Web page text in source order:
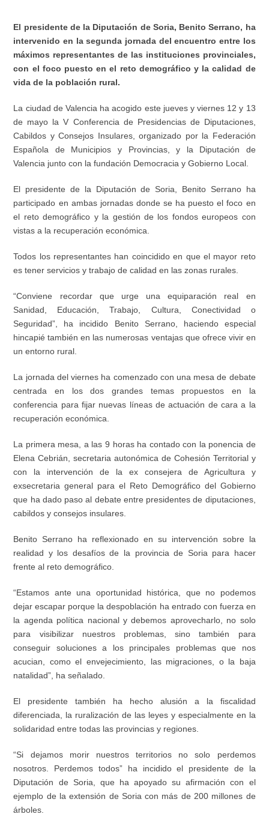
El presidente de la Diputación de Soria, Benito Serrano, ha
intervenido en la segunda jornada del encuentro entre los
máximos representantes de las instituciones provinciales,
con el foco puesto en el reto demográfico y la calidad de
vida de la población rural.
La ciudad de Valencia ha acogido este jueves y viernes 12 y 13
de mayo la V Conferencia de Presidencias de Diputaciones,
Cabildos y Consejos Insulares, organizado por la Federación
Española de Municipios y Provincias, y la Diputación de
Valencia junto con la fundación Democracia y Gobierno Local.
El presidente de la Diputación de Soria, Benito Serrano ha
participado en ambas jornadas donde se ha puesto el foco en
el reto demográfico y la gestión de los fondos europeos con
vistas a la recuperación económica.
Todos los representantes han coincidido en que el mayor reto
es tener servicios y trabajo de calidad en las zonas rurales.
“Conviene recordar que urge una equiparación real en
Sanidad, Educación, Trabajo, Cultura, Conectividad o
Seguridad”, ha incidido Benito Serrano, haciendo especial
hincapié también en las numerosas ventajas que ofrece vivir en
un entorno rural.
La jornada del viernes ha comenzado con una mesa de debate
centrada en los dos grandes temas propuestos en la
conferencia para fijar nuevas líneas de actuación de cara a la
recuperación económica.
La primera mesa, a las 9 horas ha contado con la ponencia de
Elena Cebrián, secretaria autonómica de Cohesión Territorial y
con la intervención de la ex consejera de Agricultura y
exsecretaria general para el Reto Demográfico del Gobierno
que ha dado paso al debate entre presidentes de diputaciones,
cabildos y consejos insulares.
Benito Serrano ha reflexionado en su intervención sobre la
realidad y los desafíos de la provincia de Soria para hacer
frente al reto demográfico.
“Estamos ante una oportunidad histórica, que no podemos
dejar escapar porque la despoblación ha entrado con fuerza en
la agenda política nacional y debemos aprovecharlo, no solo
para visibilizar nuestros problemas, sino también para
conseguir soluciones a los principales problemas que nos
acucian, como el envejecimiento, las migraciones, o la baja
natalidad”, ha señalado.
El presidente también ha hecho alusión a la fiscalidad
diferenciada, la ruralización de las leyes y especialmente en la
solidaridad entre todas las provincias y regiones.
“Si dejamos morir nuestros territorios no solo perdemos
nosotros. Perdemos todos” ha incidido el presidente de la
Diputación de Soria, que ha apoyado su afirmación con el
ejemplo de la extensión de Soria con más de 200 millones de
árboles.